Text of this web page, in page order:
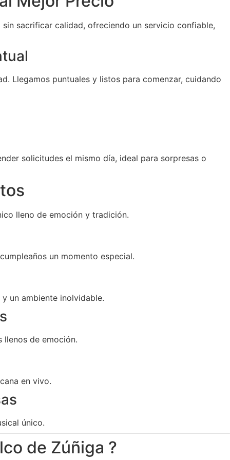
sacrificar calidad, ofreciendo un servicio confiable,
Llegamos puntuales y listos para comenzar, cuidando
solicitudes el mismo día, ideal para sorpresas o
lleno de emoción y tradición.
un momento especial.
un ambiente inolvidable.
llenos de emoción.
en vivo.
único.
de Zúñiga ?